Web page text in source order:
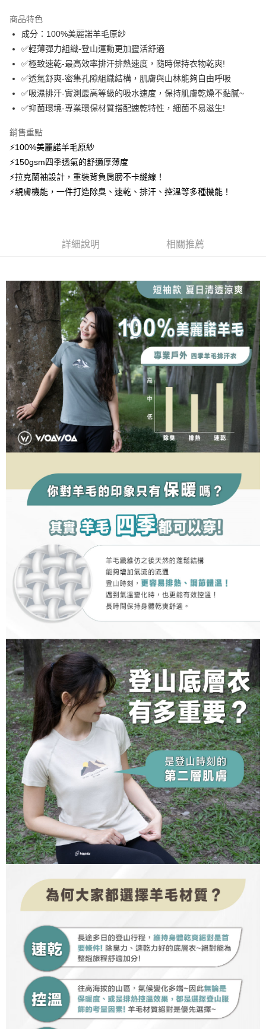
合作金庫商業銀行
華南商業銀行
上海商業儲蓄銀行
台北富邦商業銀行
國泰世華商業銀行
兆豐國際商業銀行
臺灣中小企業銀行
台中商業銀行
匯豐（台灣）商業銀行
華泰商業銀行
聯邦商業銀行
遠東國際商業銀行
元大商業銀行
永豐商業銀行
台新國際商業銀行
台灣樂天信用卡公司
6 期 0 利率 每期
華南商業銀行
彰化商業銀行
上海商業儲蓄銀行
台北富邦商業銀行
國泰世華商業銀行
兆豐國際商業銀行
臺灣中小企業銀行
台中商業銀行
匯豐（台灣）商業銀行
華泰商業銀行
元大商業銀行
玉山商業銀行
台灣樂天信用卡公司
12 期 0 利率 每期 NT$206
合作金庫商業銀行
第一商業銀行
上海商業儲蓄銀行
台北富邦商業銀行
國泰世華商業銀行
兆豐國際商業銀行
臺灣中小企業銀行
台中商業銀行
聯邦商業銀行
元大商業銀行
玉山商業銀行
台新國際商業銀行
中國信託商業銀行
24 期 0 利率 每期NT$103 20家銀行
合作金庫商業銀行
第一商業銀行
華南商業銀行
彰化商業銀行
兆豐國際商業銀行
臺灣中小企業銀行
台中商業銀行
華泰商業銀行
遠東國際商業銀行
永豐商業銀行
星展（台灣）商業銀行
台新國際商業銀行
中國信託商業銀行
台灣樂天信用卡公司
超商取貨付款
LINE Pay
悠遊付
大哥付你分期
相關說明
【大哥付你分期使用說明】
3.實際核准額度、可分期數及費用金額請依後續交易確認頁面所載為準。
法說明評估內容。
【繳款方式說明】
1.分期款項不併入電信帳單，「大哥付你分期」於每月結算日後寄送繳費提
醒簡訊。
2.透過簡訊連結打開帳單後，可選擇「超商條碼／台灣大直營門市／銀行轉
帳／街口支付／iPASS MONEY」等通路繳費。
【注意事項】
1.本服務係由「台灣大哥大股份有限公司」（以下簡稱本公司）所提供，讓
用戶於交易時，得透過本服務購買商品或服務，並由商店將買賣／分期付款
買賣價金債權讓與本公司後，依約使用本公司帳單繳交帳款。
2.基於同意付款使用「大哥付你分期」之契約關係目的，商店將以您的個人
資料（包含姓名、電話或地址）提供予台灣大哥大進項蒐集、處理及利用，
由本公司與您本人進行分期帳單所需資料之確認、核對及更正。
3.完整用戶服務條款，請詳閱以下連結：https://oppay.tw/userRule
AFTEE先享後付是「在收到商品之後才付款」的支付方式。 讓您購物簡單
３．安心：先確認商品／服務後，再付款。
【「AFTEE先享後付」結帳流程】
１．於結帳方式選擇「AFTEE先享後付」後，將跳轉至「AFTEE先享後付」
結帳頁面，進行簡訊認證並確認金額後，即可完成結帳。
２．訂單成立數日內，您將收到繳費通知簡訊。
３．收到繳費通知簡訊後14天內，點擊此簡訊中的連結，可透過四大超商／
ATM／網路銀行／等多元方式進行付款，方視為交易完成。
※ 請注意：結帳手續完成當下不需立刻繳費，但若您需要取消訂單，請聯絡
購買商品的店家。未經商家同意取消之訂單仍視為有效，需透過AFTEE先享
後付繳納相關費用。
※ 交易是否成功請以「AFTEE先享後付 」之結帳頁面顯示為準，若有關於
是否繳費成功／繳費後需取消欲退款等相關疑問，請聯繫「AFTEE先享後付
客戶支援中心」https://netprotections.freshdesk.com/support/home
【注意事項】
權轉讓予恩沛科技股份有限公司。
２．關於個人資料處理事宜，請瀏覽以下網址：
https://aftee.tw/terms/#terms3
「AFTEE先享後付」，若未經同意申辦者引起之損失，本公司不負相關責
時審查核予不同之上限額度；若仍有額度不足之情形，本公司將視審查結果
請求用戶進行身份認證。
５．嚴禁一人註冊多個帳號或使用他人資訊註冊。若發現惡意使用之情形，
恩沛科技股份有限公司將有權停止該用戶之使用額度並採取法律行動。
全家取貨付款
每筆NT$100，滿NT$1,000(含以上)免運費
付款後全家取貨
每筆NT$100，滿NT$1,000(含以上)免運費
7-11取貨付款
每筆NT$100，滿NT$1,000(含以上)免運費
付款後7-11取貨
每筆NT$100，滿NT$1,000(含以上)免運費
宅配
查看運費
商品特色
成分：100%美麗諾羊毛原紗
✅輕薄彈力組織-登山運動更加靈活舒適
✅極致速乾-最高效率排汗排熱速度，隨時保持衣物乾爽!
✅透氣舒爽-密集孔隙組織結構，肌膚與山林能夠自由呼吸
✅吸濕排汗-實測最高等級的吸水速度，保持肌膚乾燥不黏膩~
✅抑菌環境-專業環保材質搭配速乾特性，細菌不易滋生!
銷售重點
⚡100%美麗諾羊毛原紗
⚡150gsm四季透氣的舒適厚薄度
⚡拉克蘭袖設計，重裝背負肩膀不卡縫線！
⚡親膚機能，一件打造除臭、速乾、排汗、控溫等多種機能！
詳細說明 相關推薦